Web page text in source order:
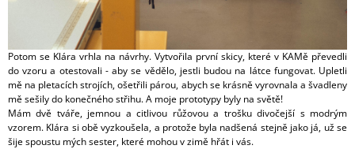
Potom se Klára vrhla na návrhy. Vytvořila první skicy, které v KAMě převedli
do vzoru a otestovali - aby se vědělo, jestli budou na látce fungovat. Upletli
mě na pletacích strojích, ošetřili párou, abych se krásně vyrovnala a švadleny
mě sešily do konečného střihu. A moje prototypy byly na světě!
Mám dvě tváře, jemnou a citlivou růžovou a trošku divočejší s modrým
vzorem. Klára si obě vyzkoušela, a protože byla nadšená stejně jako já, už se
šije spoustu mých sester, které mohou v zimě hřát i vás.